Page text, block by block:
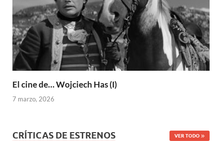
El cine de… Wojciech Has (I)
7 marzo, 2026
CRÍTICAS DE ESTRENOS VER TODO